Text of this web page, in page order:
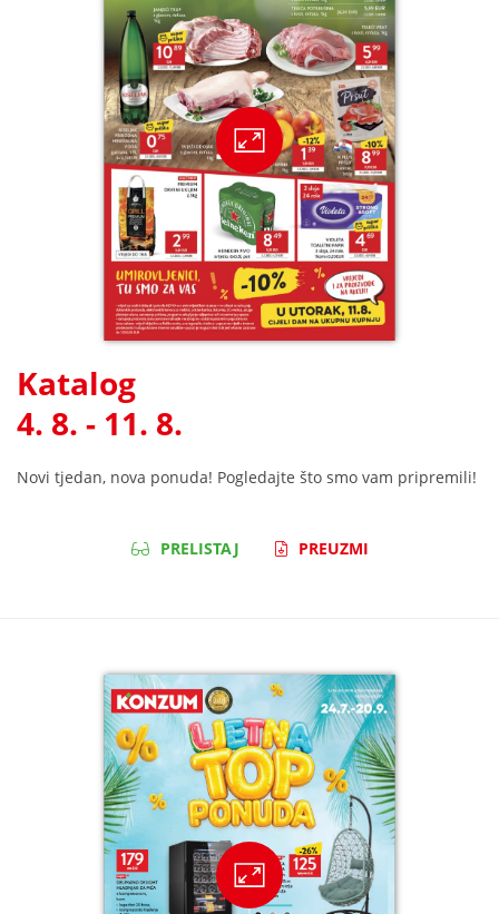
Katalog
4. 8. - 11. 8.
Novi tjedan, nova ponuda! Pogledajte što smo vam pripremili!
PRELISTAJ PREUZMI